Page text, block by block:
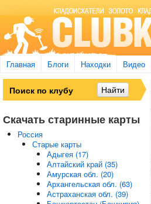
Главная Блоги Находки Видео
Скачать старинные карты
Россия
Старые карты
Адыгея (17)
Алтайский край (35)
Амурская обл. (20)
Архангельская обл. (63)
Астраханская обл. (39)